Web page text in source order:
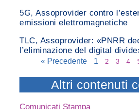
5G, Assoprovider contro
emissioni elettromagnetiche
TLC, Assoprovider: «PNRR
l’eliminazione del digital
« Precedente 1 2 3 4
Altri contenuti
Comunicati Stampa